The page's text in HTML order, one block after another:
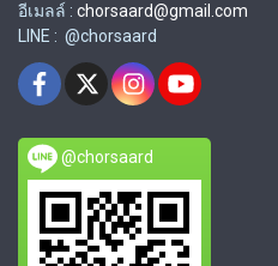
อีเมลล์ : chorsaard@gmail.com
LINE : @chorsaard
@chorsaard